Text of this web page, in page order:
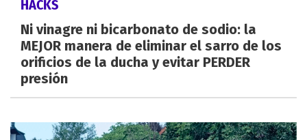
HACKS
Ni vinagre ni bicarbonato de sodio: la
MEJOR manera de eliminar el sarro de los
orificios de la ducha y evitar PERDER
presión